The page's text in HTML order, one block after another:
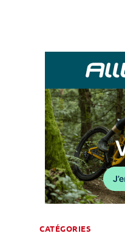
CATÉGORIES